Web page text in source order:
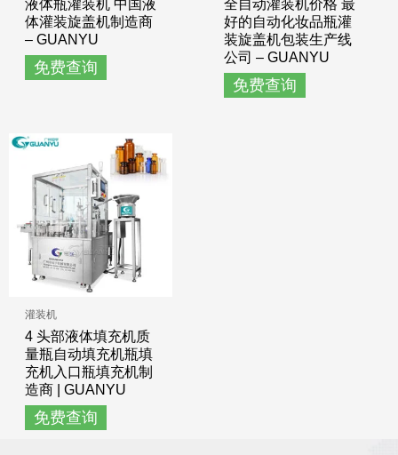
液体瓶灌装机 中国液
体灌装旋盖机制造商
– GUANYU
免费查询
全自动灌装机价格 最
好的自动化妆品瓶灌
装旋盖机包装生产线
公司 – GUANYU
免费查询
灌装机
4 头部液体填充机质
量瓶自动填充机瓶填
充机入口瓶填充机制
造商 | GUANYU
免费查询